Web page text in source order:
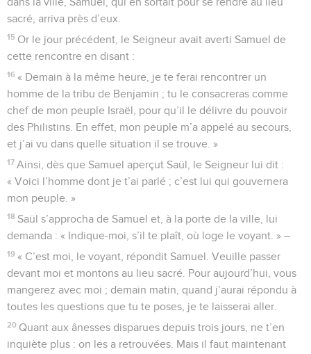
sacré, arriva près d’eux.
15 Or le jour précédent, le Seigneur avait averti Samuel de
cette rencontre en disant :
16 « Demain à la même heure, je te ferai rencontrer un
homme de la tribu de Benjamin ; tu le consacreras comme
chef de mon peuple Israël, pour qu’il le délivre du pouvoir
des Philistins. En effet, mon peuple m’a appelé au secours,
et j’ai vu dans quelle situation il se trouve. »
17 Ainsi, dès que Samuel aperçut Saül, le Seigneur lui dit :
« Voici l’homme dont je t’ai parlé ; c’est lui qui gouvernera
mon peuple. »
18 Saül s’approcha de Samuel et, à la porte de la ville, lui
demanda : « Indique-moi, s’il te plaît, où loge le voyant. » –
19 « C’est moi, le voyant, répondit Samuel. Veuille passer
devant moi et montons au lieu sacré. Pour aujourd’hui, vous
mangerez avec moi ; demain matin, quand j’aurai répondu à
toutes les questions que tu te poses, je te laisserai aller.
20 Quant aux ânesses disparues depuis trois jours, ne t’en
inquiète plus : on les a retrouvées. Mais il faut maintenant